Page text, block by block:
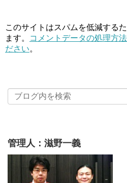
このサイトはスパムを低減する
ます。
コメントデータの処理方
ださい。
管理人：滋野一義